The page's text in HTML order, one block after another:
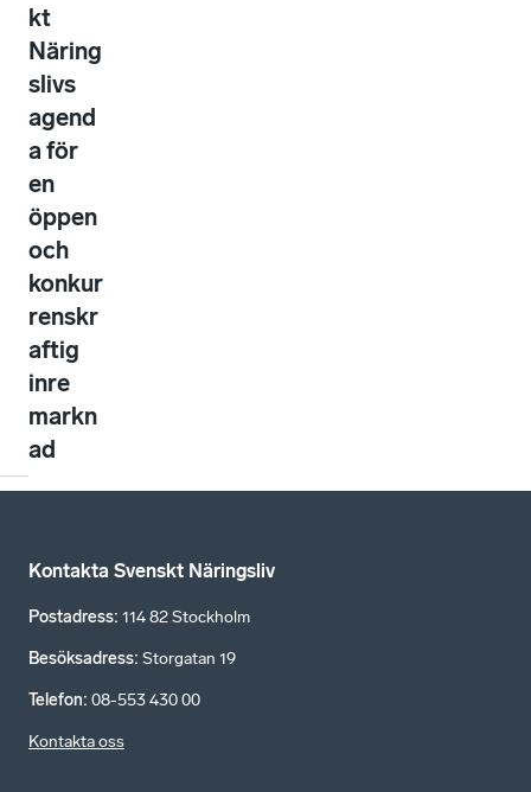
kt
Näring
slivs
agend
a för
en
öppen
och
konkur
renskr
aftig
inre
markn
ad
Kontakta Svenskt Näringsliv
Postadress: 114 82 Stockholm
Besöksadress: Storgatan 19
Telefon: 08-553 430 00
Kontakta oss